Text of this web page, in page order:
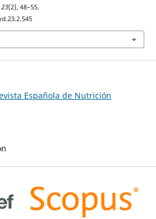
23(2), 48–55.
Española de Nutrición